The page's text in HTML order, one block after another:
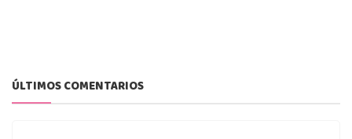
ÚLTIMOS COMENTARIOS